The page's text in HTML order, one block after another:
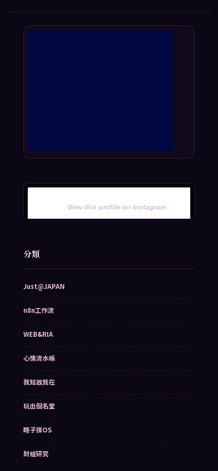
View this profile on Instagram
分類
Just@JAPAN
n8n工作流
WEB&RIA
心情流水帳
我知故我在
玩出個名堂
瞎子摸OS
財經研究